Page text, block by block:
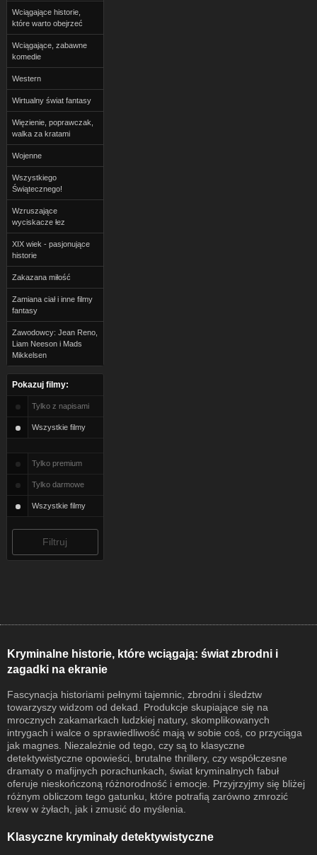
Wciągające historie,
które warto obejrzeć
Wciągające, zabawne
komedie
Western
Wirtualny świat fantasy
Więzienie, poprawczak,
walka za kratami
Wojenne
Wszystkiego
Świątecznego!
Wzruszające
wyciskacze łez
XIX wiek - pasjonujące
historie
Zakazana miłość
Zamiana ciał i inne filmy
fantasy
Zawodowcy: Jean Reno,
Liam Neeson i Mads
Mikkelsen
Pokazuj filmy:
Tylko z napisami
Wszystkie filmy
Tylko premium
Tylko darmowe
Wszystkie filmy
Kryminalne historie, które wciągają: świat zbrodni i
zagadki na ekranie
Fascynacja historiami pełnymi tajemnic, zbrodni i śledztw
towarzyszy widzom od dekad. Produkcje skupiające się na
mrocznych zakamarkach ludzkiej natury, skomplikowanych
intrygach i walce o sprawiedliwość mają w sobie coś, co przyciąga
jak magnes. Niezależnie od tego, czy są to klasyczne
detektywistyczne opowieści, brutalne thrillery, czy współczesne
dramaty o mafijnych porachunkach, świat kryminalnych fabuł
oferuje nieskończoną różnorodność i emocje. Przyjrzyjmy się bliżej
różnym obliczom tego gatunku, które potrafią zarówno zmrozić
krew w żyłach, jak i zmusić do myślenia.
Klasyczne kryminały detektywistyczne